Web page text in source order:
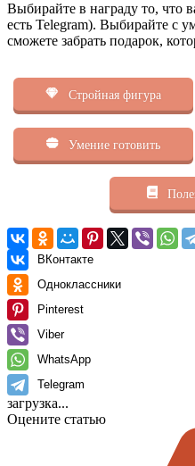
Выбирайте в награду то, что
есть Telegram). Выбирайте с
сможете забрать подарок,
Стройная фигура
Умение готовить
ВКонтакте
Одноклассники
Pinterest
Viber
WhatsApp
Telegram
загрузка...
Оцените статью